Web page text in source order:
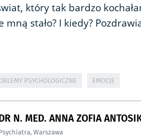
który tak bardzo
mną stało? I kiedy?
PSYCHOLOGICZNE EMOCJE
N. MED. ANNA ZOFIA
,Warszawa